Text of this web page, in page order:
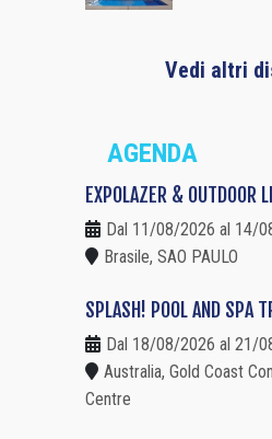
Vedi altri
AGENDA
EXPOLAZER & OUTDOOR
Dal 11/08/2026 al 14/
Brasile, SAO PAULO
SPLASH! POOL AND SPA
Dal 18/08/2026 al 21/
Australia, Gold Coast
Centre